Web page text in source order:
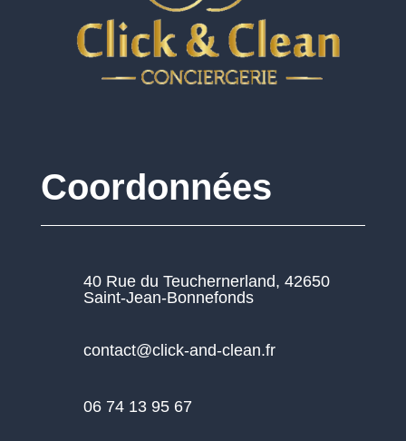
Coordonnées
40 Rue du Teuchernerland, 42650
Saint-Jean-Bonnefonds
contact@click-and-clean.fr
06 74 13 95 67